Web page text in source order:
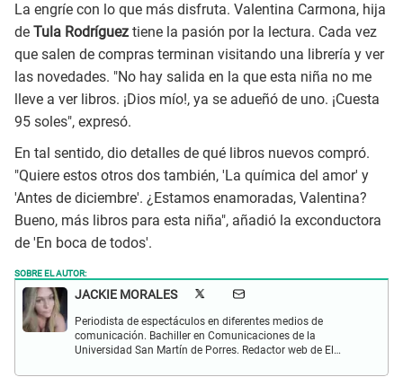
La engríe con lo que más disfruta. Valentina Carmona, hija
de Tula Rodríguez tiene la pasión por la lectura. Cada vez
que salen de compras terminan visitando una librería y ver
las novedades. "No hay salida en la que esta niña no me
lleve a ver libros. ¡Dios mío!, ya se adueñó de uno. ¡Cuesta
95 soles", expresó.
En tal sentido, dio detalles de qué libros nuevos compró.
"Quiere estos otros dos también, 'La química del amor' y
'Antes de diciembre'. ¿Estamos enamoradas, Valentina?
Bueno, más libros para esta niña", añadió la exconductora
de 'En boca de todos'.
SOBRE EL AUTOR:
JACKIE MORALES
Periodista de espectáculos en diferentes medios de
comunicación. Bachiller en Comunicaciones de la
Universidad San Martín de Porres. Redactor web de El
televisión, cine y virales.